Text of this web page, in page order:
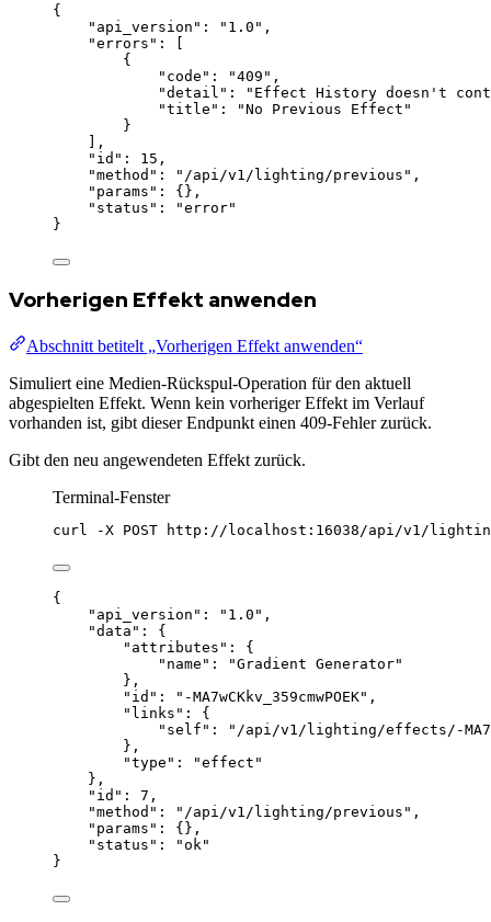
{
"api_version" : " 1.0 " ,
"errors" : [
{
"code" : "409 " ,
"detail" : " Effect History doesn't
"title" : "No Previous Effect "
}
],
"id" : 15 ,
"method" : " /api/v1/lighting/previous " ,
"params" : {},
"status" : "error"
}
Vorherigen Effekt anwenden
Abschnitt betitelt „Vorherigen Effekt anwenden“
Simuliert eine Medien-Rückspul-Operation für den aktuell
abgespielten Effekt. Wenn kein vorheriger Effekt im Verlauf
vorhanden ist, gibt dieser Endpunkt einen 409-Fehler zurück.
Gibt den neu angewendeten Effekt zurück.
Terminal-Fenster
curl -X POST http://localhost:16038/api/v1/
{
"api_version" : " 1.0 " ,
"data" : {
"attributes" : {
"name" : "Gradient Generator"
},
"id" : " -MA7wCKkv_359cmwPOEK" ,
"links" : {
"self" : " /api/v1/lighting/effects/-
},
"type" : "effect "
},
"id" : 7 ,
"method" : " /api/v1/lighting/previous " ,
"params" : {},
"status" : "ok "
}